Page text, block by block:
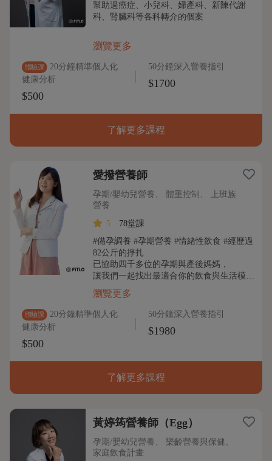
幫助過癌症、小兒科、婦產科、新陳代謝
科、腎臟科等各科轉介的個案
瀏覽更多
體驗課
20分鐘精準個人化
健康分析
$500
50分鐘深入營養指引
$1700
了解更多課程
愛撥營養師
孕期/嬰幼兒營養、 體重控制、 上班族
營養
5
78堂課
#備孕調養 #孕期營養 #情緒性飲食 #經歷過
82公斤的掙扎
已協助四千多位的孕期與產後媽媽，
讓我們一起找出最適合你的飲食與生活模…
瀏覽更多
體驗課
20分鐘精準個人化
健康分析
$500
50分鐘深入營養指引
$1980
了解更多課程
黃婷筠營養師（Egg）
孕期/嬰幼兒營養、 樂齡營養與保健、
家庭飲食計畫